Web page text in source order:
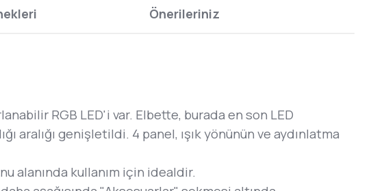
Önerileriniz
RGB LED'i var. Elbette, burada en son LED
aralığı genişletildi. 4 panel, ışık yönünün ve aydınlatma
alanında kullanım için idealdir.